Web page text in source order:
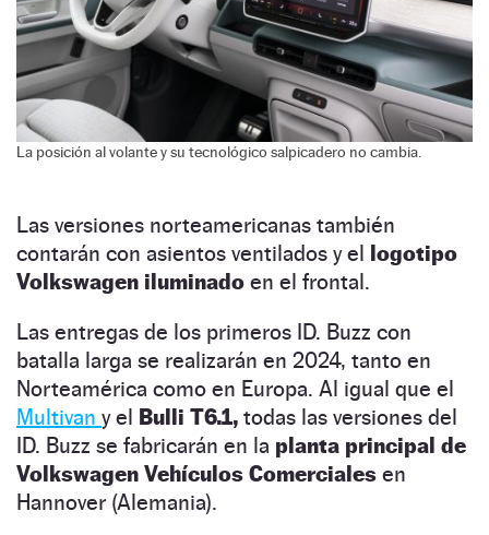
La posición al volante y su tecnológico salpicadero no cambia.
Las versiones norteamericanas también
contarán con asientos ventilados y el logotipo
Volkswagen iluminado en el frontal.
Las entregas de los primeros ID. Buzz con
batalla larga se realizarán en 2024, tanto en
Norteamérica como en Europa. Al igual que el
Multivan y el Bulli T6.1, todas las versiones del
ID. Buzz se fabricarán en la planta principal de
Volkswagen Vehículos Comerciales en
Hannover (Alemania).